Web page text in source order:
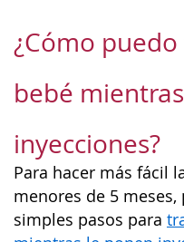
¿Cómo
bebé
inyecciones?
Para hacer más fácil
menores de 5
simples pasos para